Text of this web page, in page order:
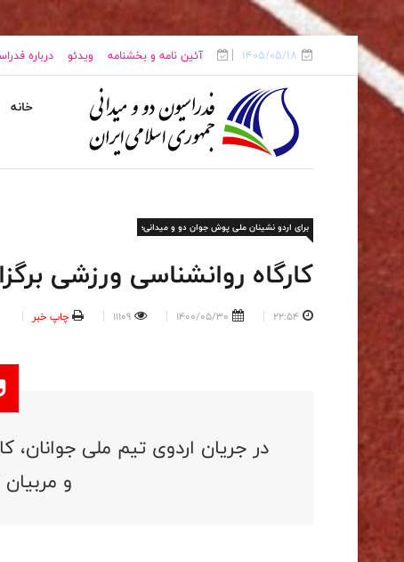
1405/05/18 آئین نامه و بخشنامه ویدئو درباره
خانه
برای اردو نشینان ملی پوش جوان دو و میدانی؛
کارگاه روانشناسی ورزشی
22:54
1400/05/30
11109 چاپ خبر
در جریان اردوی تیم ملی جوانان،
و